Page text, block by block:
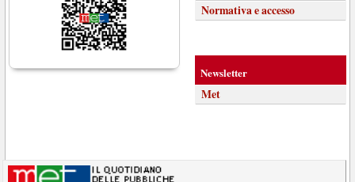
Normativa e accesso
Newsletter
Met